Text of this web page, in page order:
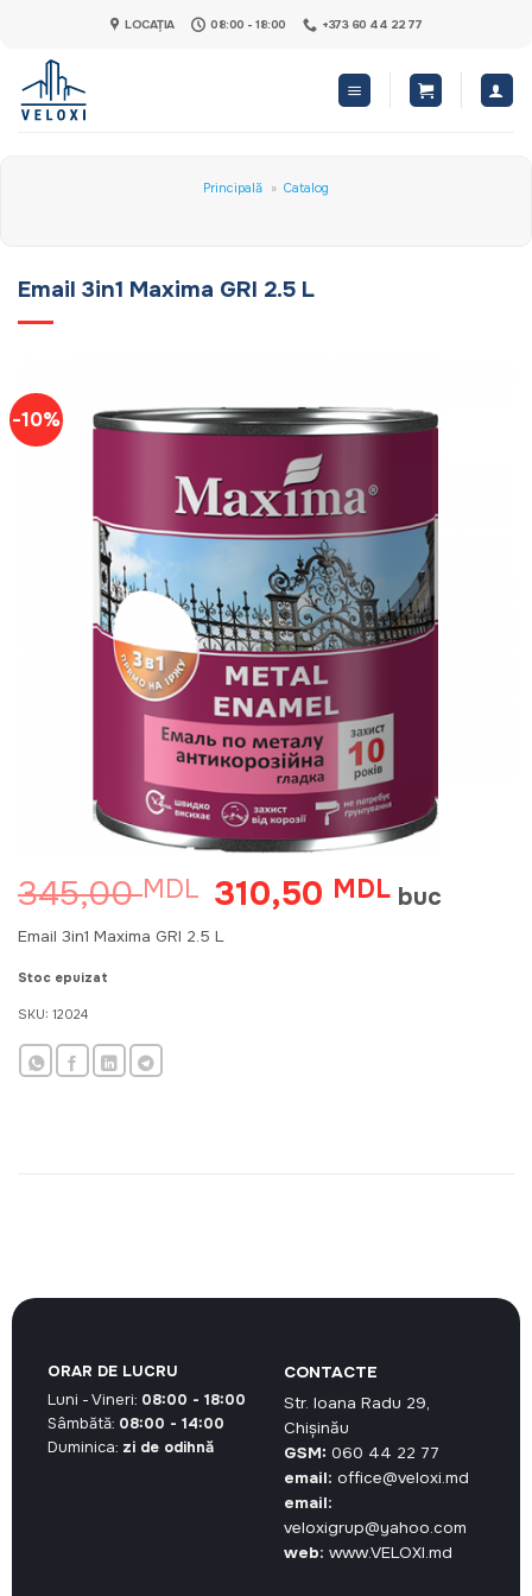
content
LOCAȚIA 08:00 - 18:00 +373 60 44 22 77
Principală » Catalog
Email 3in1 Maxima GRI 2.5 L
-10%
345,00MDL Prețul
inițial
a
310,50 MDLPrețul
curent
buc
Email 3in1 Maxima GRI 2.5 L
Stoc epuizat
SKU: 12024
CONTACTE
Str. Ioana Radu 29,
Chișinău
GSM: 060 44 22 77
email: office@veloxi.md
email:
veloxigrup@yahoo.com
web: www.VELOXI.md
ORAR DE LUCRU
Luni - Vineri: 08:00 - 18:00
Sâmbătă: 08:00 - 14:00
Duminica: zi de odihnă